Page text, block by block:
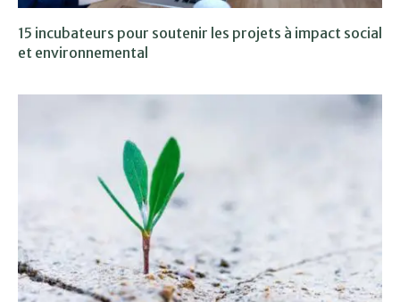
15 incubateurs pour soutenir les projets à impact social
et environnemental